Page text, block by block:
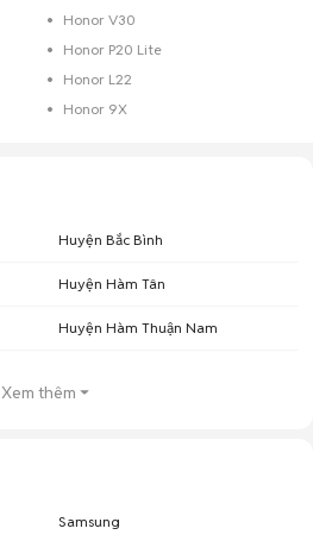
Honor V30
Honor P20 Lite
Honor L22
Honor 9X
Huyện Bắc Bình
Huyện Hàm Tân
Huyện Hàm Thuận Nam
Xem thêm
Samsung